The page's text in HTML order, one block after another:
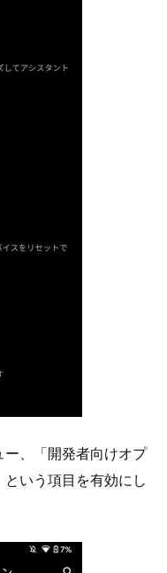
、「開発者向けオプ
いう項目を有効にし